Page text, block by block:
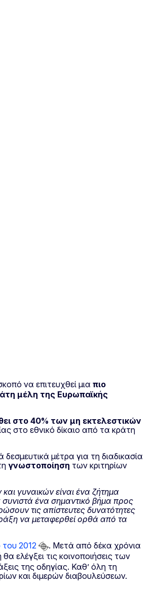
να επιτευχθεί μια πιο
μέλη της Ευρωπαϊκής
στο 40% των μη εκτελεστικών
στο εθνικό δίκαιο από τα κράτη
μέτρα για τη διαδικασία
γνωστοποίηση των κριτηρίων
γυναικών είναι ένα ζήτημα
ένα σημαντικό βήμα προς
τις απίστευτες δυνατότητες
να μεταφερθεί ορθά από τα
του 2012
. Μετά από δέκα χρόνια
ελέγξει τις κοινοποιήσεις των
της οδηγίας. Καθ’ όλη τη
και διμερών διαβουλεύσεων.